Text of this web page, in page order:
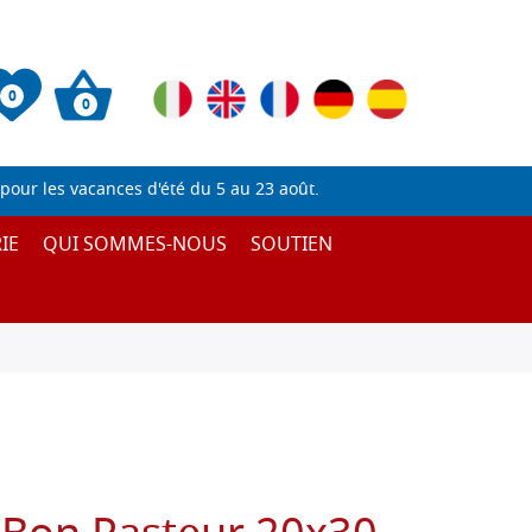
0 0
les vacances d'été du 5 au 23 août.
QUI SOMMES-NOUS
SOUTIEN